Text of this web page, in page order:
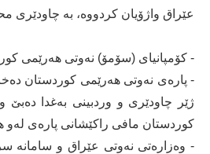
عێراق واژۆیان کردووە، بە چاودێری
- کۆمپانیای (سۆمۆ) نەوتی هەرێمی
- پارەی نەوتی هەرێمی کوردستان
ژێر چاودێری و وردبینی بەغدا دەبێ
کوردستان مافی راکێشانی پارەی لەو
- وەزارەتی نەوتی عێراق و سامانە